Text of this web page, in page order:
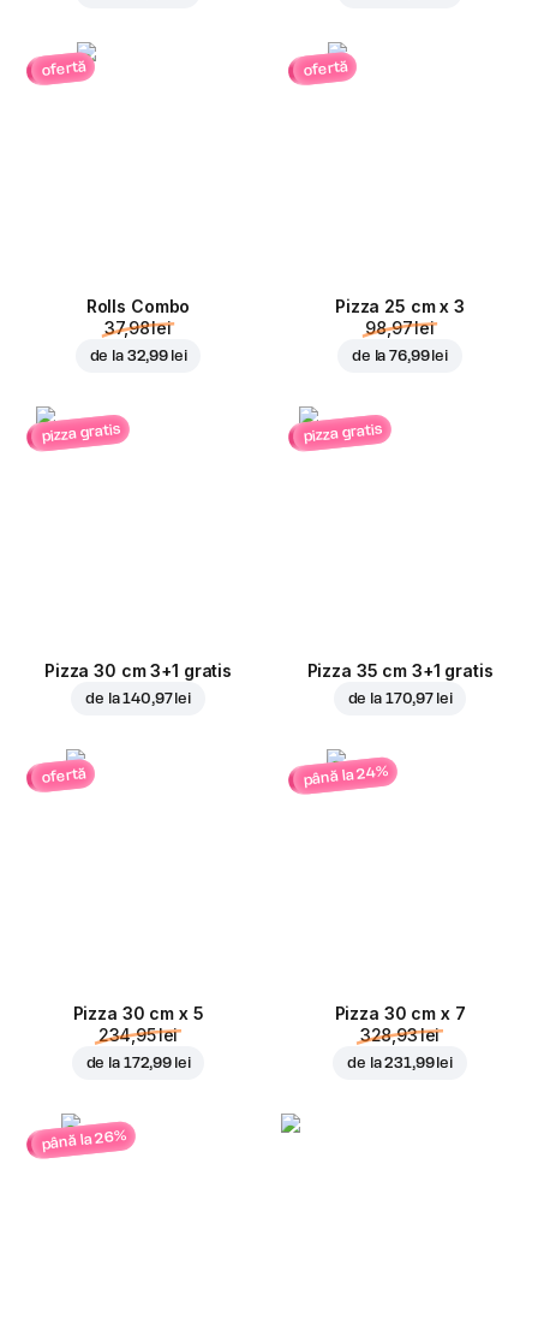
ofertă
Rolls Combo
37,98 lei
de la 32,99 lei
ofertă
Pizza 25 cm x 3
98,97 lei
de la76,99 lei
pizza gratis
Pizza 30 cm 3+1 gratis
de la140,97 lei
pizza gratis
Pizza 35 cm 3+1 gratis
de la 170,97 lei
ofertă
Pizza 30 cm x 5
234,95 lei
de la 172,99 lei
până la 24%
Pizza 30 cm x 7
328,93 lei
de la231,99 lei
până la 26%